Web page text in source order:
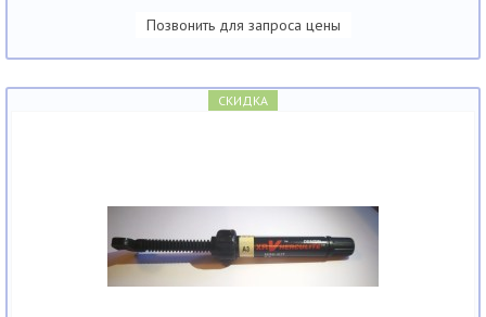
Позвонить для запроса цены
СКИДКА